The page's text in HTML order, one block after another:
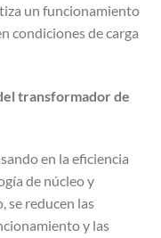
un funcionamiento
condiciones de carga
transformador de
en la eficiencia
de núcleo y
se reducen las
y las